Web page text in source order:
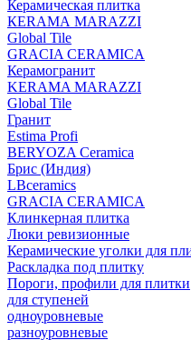
Керамическая плитка
КЕRАМА MARAZZI
Global Tile
GRACIA CERAMICA
Керамогранит
KERAMA MARAZZI
Global Tile
Гранит
Estima Profi
BERYOZA Ceramica
Брис (Индия)
LBceramics
GRACIA CERAMICA
Клинкерная плитка
Люки ревизионные
Керамические уголки для
Раскладка под плитку
Пороги, профили для плитки
для ступеней
одноуровневые
разноуровневые